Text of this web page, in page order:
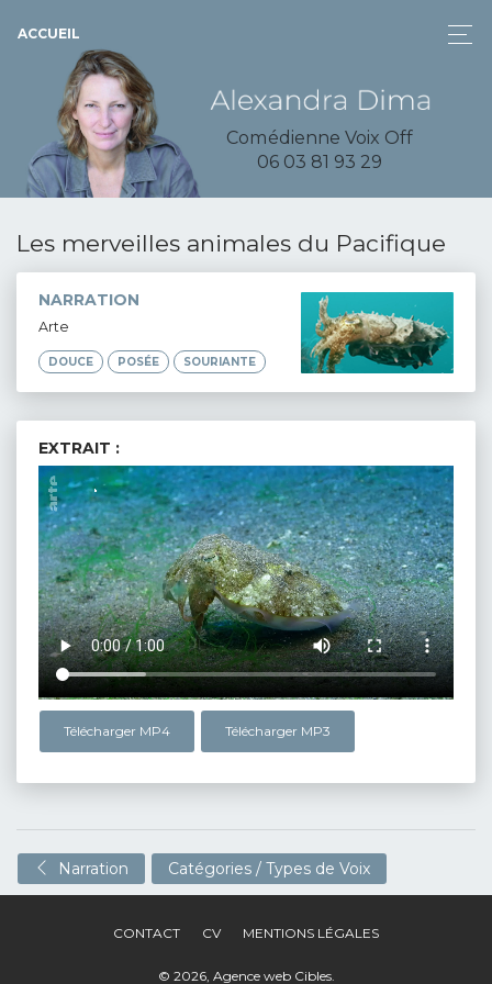
ACCUEIL
Comédienne Voix Off
06 03 81 93 29
Les merveilles animales du Pacifique
NARRATION
Arte
DOUCE POSÉE SOURIANTE
EXTRAIT :
Télécharger MP4 Télécharger MP3
Narration Catégories / Types de Voix
CONTACT CV MENTIONS LÉGALES
© 2026, Agence web Cibles.